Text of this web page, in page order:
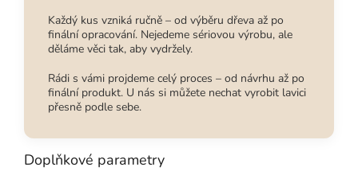
Každý kus vzniká ručně – od výběru dřeva až po
finální opracování. Nejedeme sériovou výrobu, ale
děláme věci tak, aby vydržely.
Rádi s vámi projdeme celý proces – od návrhu až po
finální produkt. U nás si můžete nechat vyrobit lavici
přesně podle sebe.
Doplňkové parametry